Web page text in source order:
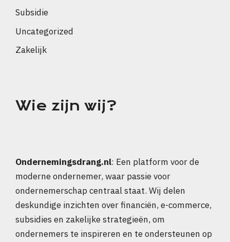
Subsidie
Uncategorized
Zakelijk
Wie zijn wij?
Ondernemingsdrang.nl: Een platform voor de
moderne ondernemer, waar passie voor
ondernemerschap centraal staat. Wij delen
deskundige inzichten over financiën, e-commerce,
subsidies en zakelijke strategieën, om
ondernemers te inspireren en te ondersteunen op